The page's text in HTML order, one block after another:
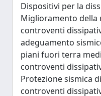
Dispositivi per la
Miglioramento della
controventi
adeguamento
piani fuori terra
controventi
Protezione sismica
controventi